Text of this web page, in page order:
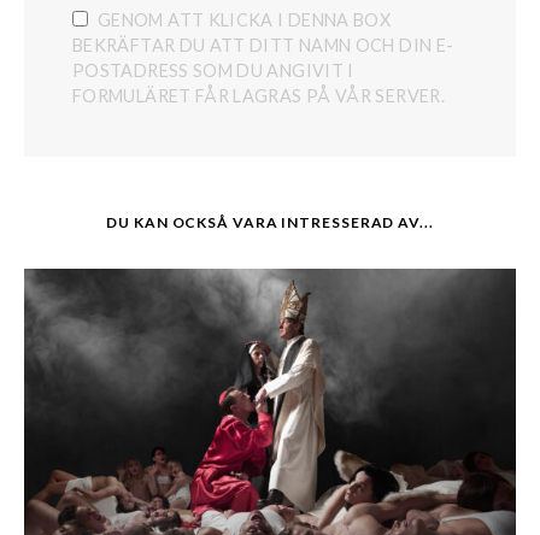
GENOM ATT KLICKA I DENNA BOX
BEKRÄFTAR DU ATT DITT NAMN OCH DIN E-
POSTADRESS SOM DU ANGIVIT I
FORMULÄRET FÅR LAGRAS PÅ VÅR SERVER.
DU KAN OCKSÅ VARA INTRESSERAD AV...